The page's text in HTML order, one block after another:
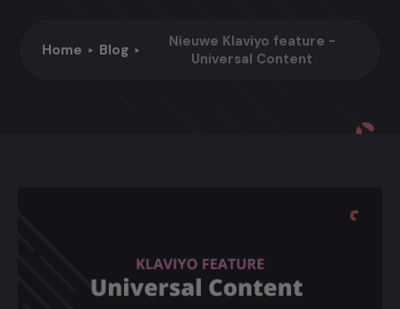
Home Blog
Nieuwe Klaviyo feature -
Universal Content